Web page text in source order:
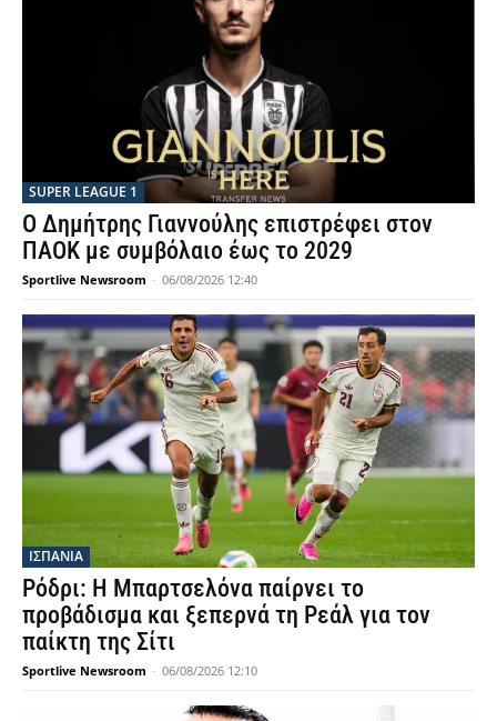
SUPER LEAGUE 1
Ο Δημήτρης Γιαννούλης επιστρέφει στον
ΠΑΟΚ με συμβόλαιο έως το 2029
Sportlive Newsroom - 06/08/2026 12:40
ΙΣΠΑΝΙΑ
Ρόδρι: Η Μπαρτσελόνα παίρνει το
προβάδισμα και ξεπερνά τη Ρεάλ για τον
παίκτη της Σίτι
Sportlive Newsroom - 06/08/2026 12:10